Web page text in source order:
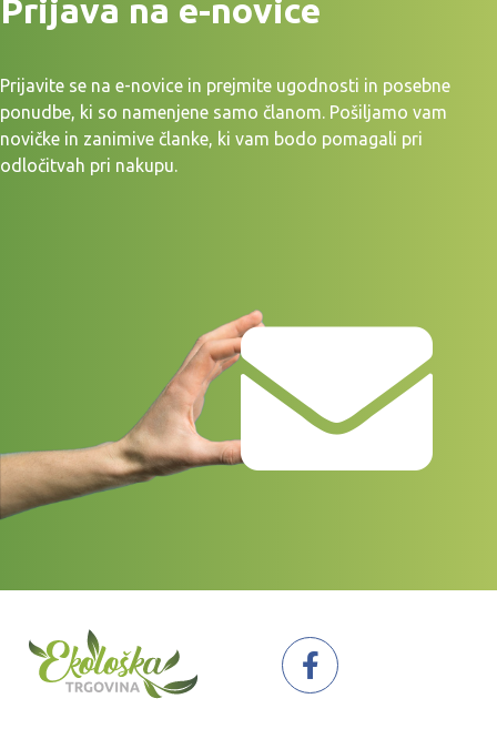
Prijava na e-novice
Prijavite se na e-novice in prejmite ugodnosti in posebne
ponudbe, ki so namenjene samo članom. Pošiljamo vam
novičke in zanimive članke, ki vam bodo pomagali pri
odločitvah pri nakupu.